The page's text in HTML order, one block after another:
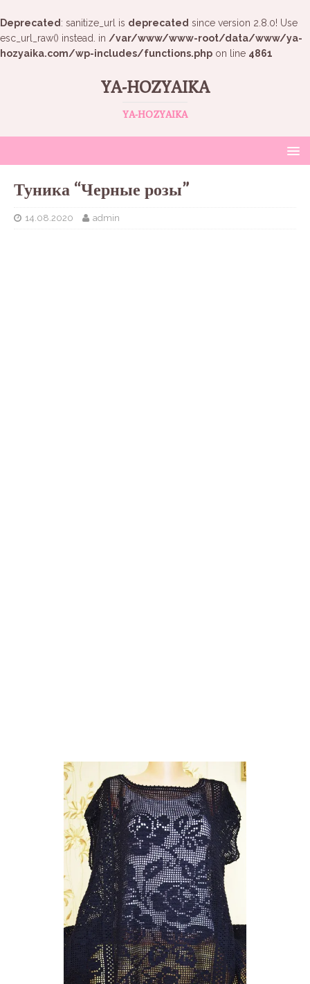
Deprecated : sanitize_url is deprecated since version 2.8.0! Use
esc_url_raw() instead. in /var/www/www-root/data/www/ya-
hozyaika.com/wp-includes/functions.php on line 4861
YA-HOZYAIKA
YA-HOZYAIKA
Туника “Черные розы”
14.08.2020 admin